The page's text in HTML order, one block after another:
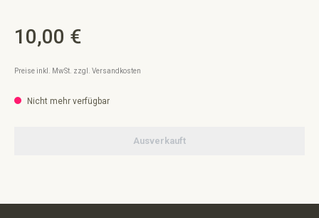
Regulärer Preis:
10,00 €
Preise inkl. MwSt. zzgl. Versandkosten
Nicht mehr verfügbar
Ausverkauft